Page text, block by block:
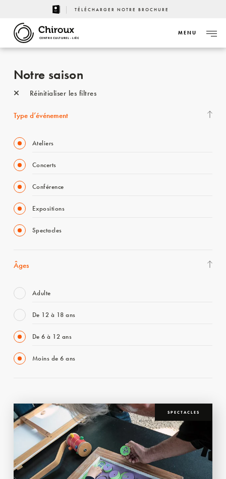
TÉLÉCHARGER NOTRE BROCHURE
CENTRE CULTUREL - LIÈGE
MENU
Notre saison
Réinitialiser les filtres
Type d’événement
Ateliers
Concerts
Conférence
Expositions
Spectacles
Âges
Adulte
De 12 à 18 ans
De 6 à 12 ans
Moins de 6 ans
SPECTACLES